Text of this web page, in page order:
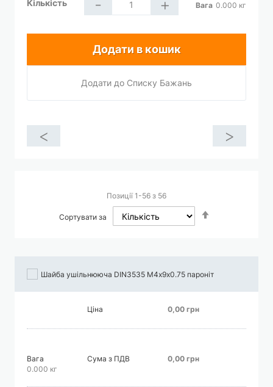
Кількість - + Вага 0.000 кг
Додати в кошик
Додати до Списку Бажань
< >
Позиції1 -56 з 56
Сортувати за
Шайба ушільнююча DIN3535 М4х9х0.75 пароніт
Ціна 0,00 грн
Вага
0.000 кг
Сума з ПДВ 0,00 грн